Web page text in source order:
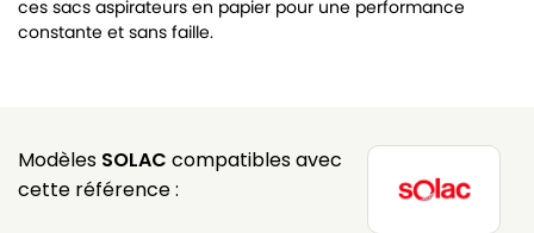
ces sacs aspirateurs en papier pour une performance
constante et sans faille.
Modèles SOLAC compatibles avec
cette référence :